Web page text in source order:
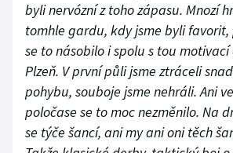
byli nervózní z toho zápasu. Mnozí
tomhle gardu, kdy jsme byli favorit,
se to násobilo i spolu s tou
Plzeň. V první půli jsme ztráceli
pohybu, souboje jsme nehráli. Ani
poločase se to moc nezměnilo. Na
se týče šancí, ani my ani oni těch